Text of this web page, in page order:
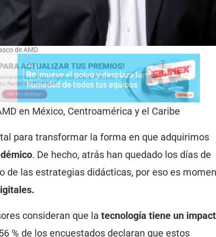
de AMD
en México, Centroamérica y el Caribe
para transformar la forma en que adquirimos
. De hecho, atrás han quedado los días de
de las estrategias didácticas, por eso es
consideran que la tecnología tiene un
% de los encuestados declaran que estos